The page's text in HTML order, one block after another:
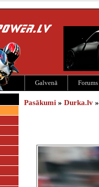
Galvenā Forums
Pasākumi » Durka.lv »